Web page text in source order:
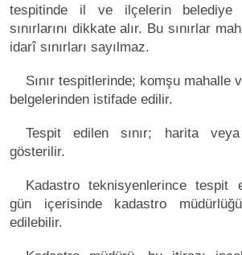
tespitinde il ve ilçelerin belediye
sınırlarını dikkate alır. Bu sınırlar
idarî sınırları sayılmaz.
Sınır tespitlerinde; komşu mahalle
belgelerinden istifade edilir.
Tespit edilen sınır; harita
gösterilir.
Kadastro teknisyenlerince tespit
gün içerisinde kadastro
edilebilir.